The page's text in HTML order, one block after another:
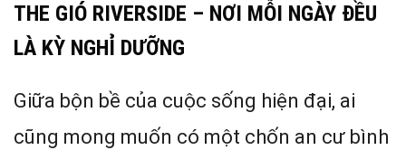
THE GIÓ RIVERSIDE – NƠI MỖI NGÀY ĐỀU
LÀ KỲ NGHỈ DƯỠNG
Giữa bộn bề của cuộc sống hiện đại, ai
cũng mong muốn có một chốn an cư bình